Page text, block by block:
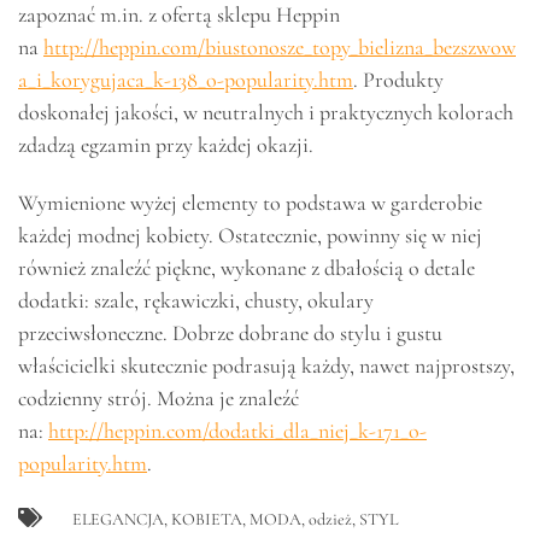
zapoznać m.in. z ofertą sklepu Heppin
nahttp://heppin.com/biustonosze_topy_bielizna_bezszwow
a_i_korygujaca_k-138_o-popularity.htm. Produkty
doskonałej jakości, w neutralnych i praktycznych kolorach
zdadzą egzamin przy każdej okazji.
Wymienione wyżej elementy to podstawa w garderobie
każdej modnej kobiety. Ostatecznie, powinny się w niej
również znaleźć piękne, wykonane z dbałością o detale
dodatki: szale, rękawiczki, chusty, okulary
przeciwsłoneczne. Dobrze dobrane do stylu i gustu
właścicielki skutecznie podrasują każdy, nawet najprostszy,
codzienny strój. Można je znaleźć
na: http://heppin.com/dodatki_dla_niej_k-171_o-
popularity.htm.
ELEGANCJA, KOBIETA, MODA,odzież, STYL